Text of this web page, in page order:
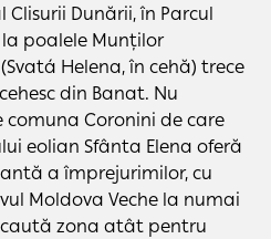
Dunării, în Parcul
la poalele Munților
Helena, în cehă) trece
din Banat. Nu
Coronini de care
eolian Sfânta Elena oferă
a împrejurimilor, cu
Moldova Veche la numai
zona atât pentru